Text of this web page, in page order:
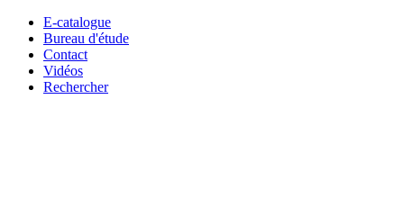
E-catalogue
Bureau d'étude
Contact
Vidéos
Rechercher